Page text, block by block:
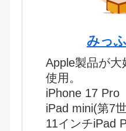
みっ
Apple製品が大
使用。
iPhone 17 Pro
iPad mini(第7
11インチiPad